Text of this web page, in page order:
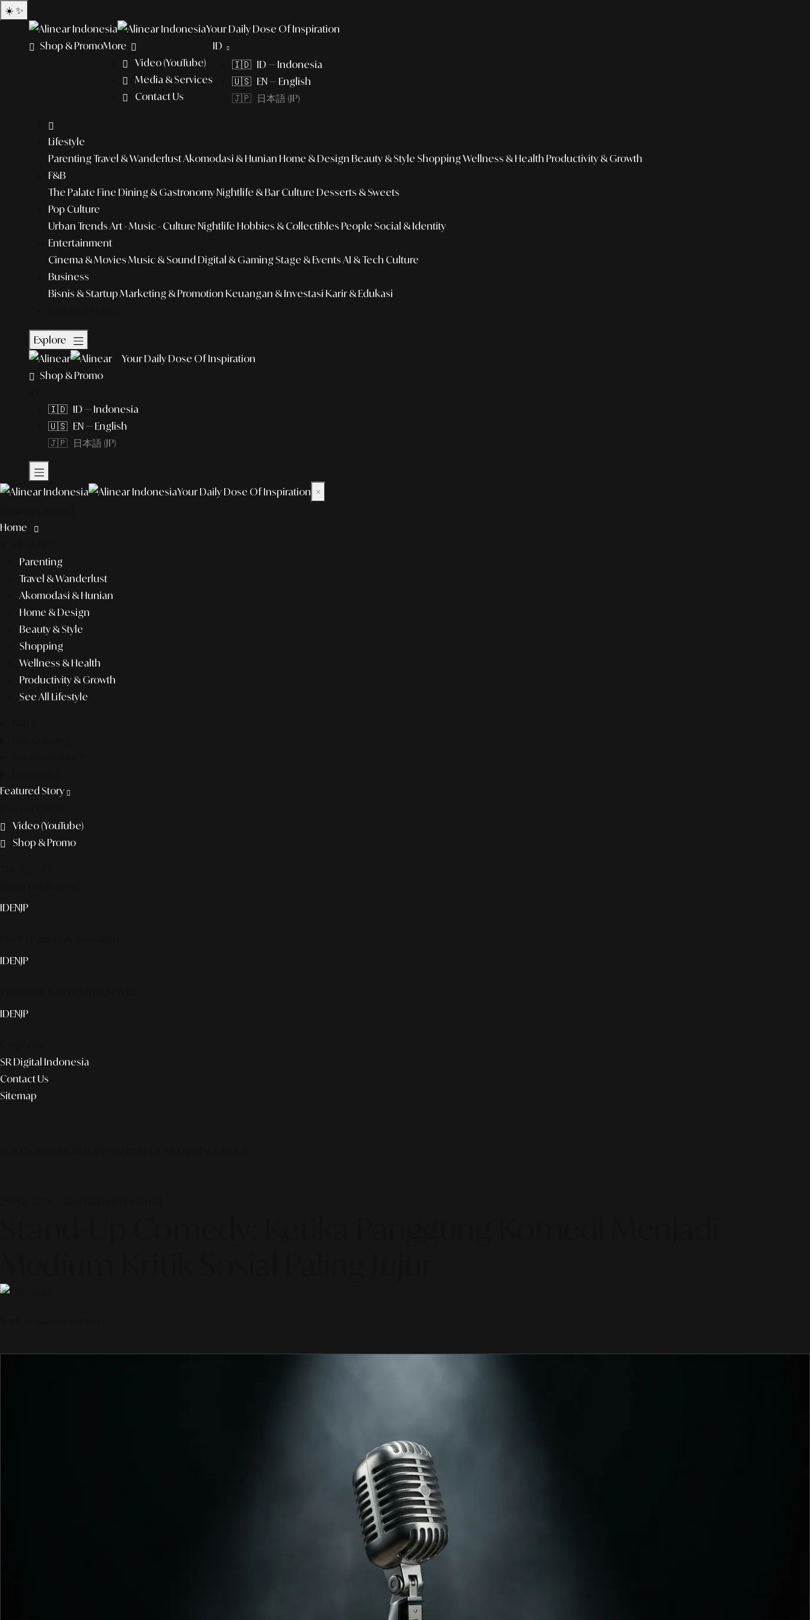
☀️ ✨
Your Daily Dose Of Inspiration
Shop & PromoMore
Video (YouTube)
Media & Services
Contact Us
ID
🇮🇩 ID — Indonesia
🇺🇸 EN — English
🇯🇵 日本語 (JP)
Lifestyle
Parenting Travel & WanderlustAkomodasi & Hunian Home & Design Beauty & Style Shopping Wellness & Health Productivity & Growth
F&B
The Palate Fine Dining & GastronomyNightlife & Bar Culture Desserts & Sweets
Pop Culture
Urban Trends Art - Music - Culture Nightlife Hobbies & Collectibles People Social & Identity
Entertainment
Cinema & Movies Music & Sound Digital & Gaming Stage & Events AI & Tech Culture
Business
Bisnis & Startup Marketing & Promotion Keuangan & Investasi Karir & Edukasi
Explore
Your Daily Dose Of Inspiration
Shop & Promo
🇮🇩 ID — Indonesia
🇺🇸 EN — English
🇯🇵 日本語 (JP)
Your Daily Dose Of Inspiration ×
Home
Parenting
Travel & Wanderlust
Akomodasi & Hunian
Home & Design
Beauty & Style
Shopping
Wellness & Health
Productivity & Growth
See All Lifestyle
Featured Story
Video (YouTube)
Shop & Promo
IDENJP
IDENJP
IDENJP
SR Digital Indonesia
Contact Us
Sitemap